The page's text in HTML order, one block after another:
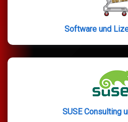
Software und
SUSE Consulting